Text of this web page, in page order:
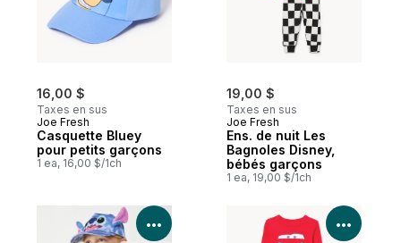
16,00 $
Taxes en sus
Joe Fresh
Casquette Bluey
pour petits garçons
1 ea, 16,00 $/1ch
19,00 $
Taxes en sus
Joe Fresh
Ens. de nuit Les
Bagnoles Disney,
bébés garçons
1 ea, 19,00 $/1ch
Voir les détails du produit Voir